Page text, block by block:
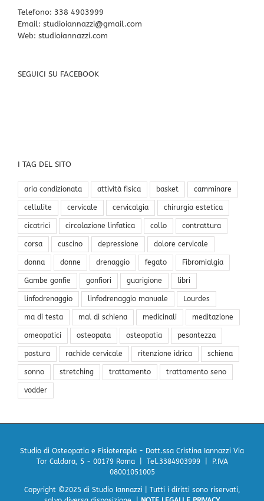
Telefono: 338 4903999
Email: studioiannazzi@gmail.com
Web: studioiannazzi.com
SEGUICI SU FACEBOOK
I TAG DEL SITO
aria condizionata attività fisica basket camminare
cellulite cervicale cervicalgia chirurgia estetica
cicatrici circolazione linfatica collo contrattura
corsa cuscino depressione dolore cervicale
donna donne drenaggio fegato Fibromialgia
Gambe gonfie gonfiori guarigione libri
linfodrenaggio linfodrenaggio manuale Lourdes
ma di testa mal di schiena medicinali meditazione
omeopatici osteopata osteopatia pesantezza
postura rachide cervicale ritenzione idrica schiena
sonno stretching trattamento trattamento seno
vodder
Studio di Osteopatia e Fisioterapia - Dott.ssa Cristina Iannazzi Via
Tor Caldara, 5 - 00179 Roma | Tel.3384903999 | P.IVA
08001051005
Copyright ©2025 di Studio Iannazzi | Tutti i diritti sono riservati,